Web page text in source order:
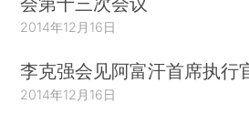
2014年12月16日
李克强会见阿富汗首席执行
2014年12月16日